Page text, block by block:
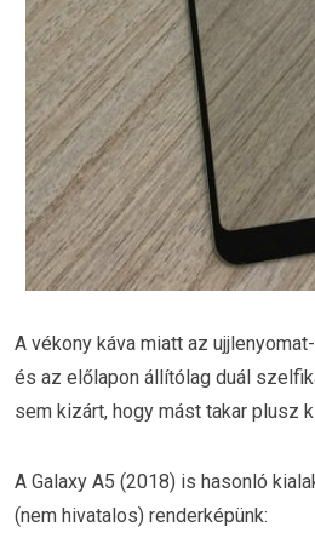
A vékony káva miatt az
és az előlapon állítólag duál
sem kizárt, hogy mást takar plusz
A Galaxy A5 (2018) is hasonló
(nem hivatalos) renderképünk: